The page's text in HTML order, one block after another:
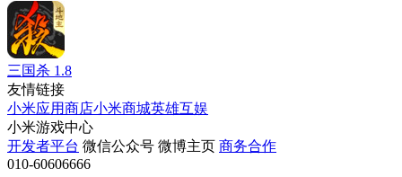
三国杀 1.8
友情链接
小米应用商店小米商城英雄互娱
小米游戏中心
开发者平台 微信公众号 微博主页 商务合作
010-60606666